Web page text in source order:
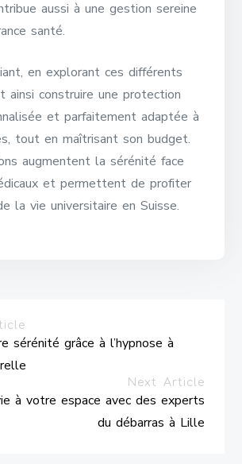
aussi à une gestion sereine
santé.
en explorant ces différents
ainsi construire une protection
et parfaitement adaptée à
tout en maîtrisant son budget.
augmentent la sérénité face
et permettent de profiter
la vie universitaire en Suisse.
sérénité grâce à l’hypnose à
Next Article
à votre espace avec des experts
du débarras à Lille